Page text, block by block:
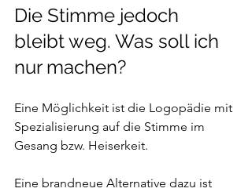
Die Stimme jedoch
bleibt weg. Was soll ich
nur machen?
Eine Möglichkeit ist die Logopädie mit
Spezialisierung auf die Stimme im
Gesang bzw. Heiserkeit.
Eine brandneue Alternative dazu ist